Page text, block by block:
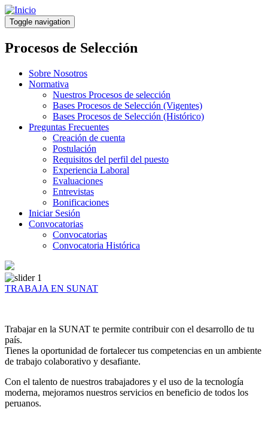
Pasar
al
contenido
principal
Toggle navigation
Procesos de Selección
Sobre Nosotros
Normativa
Nuestros Procesos de selección
Bases Procesos de Selección (Vigentes)
Bases Procesos de Selección (Histórico)
Preguntas Frecuentes
Creación de cuenta
Postulación
Requisitos del perfil del puesto
Experiencia Laboral
Evaluaciones
Entrevistas
Bonificaciones
Iniciar Sesión
Convocatorias
Convocatorias
Convocatoria Histórica
TRABAJA EN SUNAT
Trabajar en la SUNAT te permite contribuir con el desarrollo de tu
país.
Tienes la oportunidad de fortalecer tus competencias en un ambiente
de trabajo colaborativo y desafiante.
Con el talento de nuestros trabajadores y el uso de la tecnología
moderna, mejoramos nuestros servicios en beneficio de todos los
peruanos.